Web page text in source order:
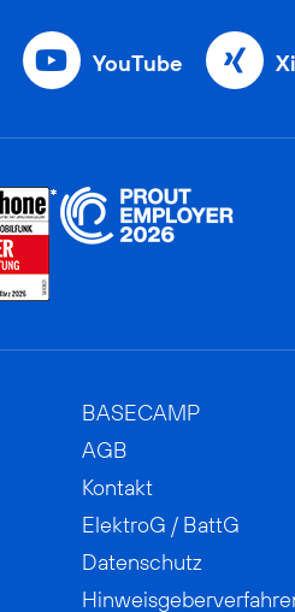
YouTube
BASECAMP
AGB
Kontakt
ElektroG / BattG
Datenschutz